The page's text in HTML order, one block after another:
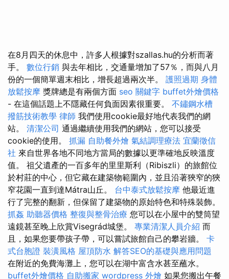
在8月四天的休息中，許多人根據對szallas.hu的分析而著
手。 數位行銷 與去年相比，交通量增加了57％，而與八月
份的一個簡單週末相比，增長超過兩次半。 護照過期 身體
放鬆按摩 獎牌總是有兩個方面 seo 關鍵字 buffet外燴價格
- 在這個話題上不隱藏任何負面因素很重要。 不鏽鋼水槽
撥筋技術教學 律師 我們使用cookie最好地代表我們的網
站。 清潔公司 通過繼續使用我們的網站，您可以接受
cookie的使用。 抓漏 自助餐外燴 氣結調理療法 宜蘭徵信
社 來自世界各地不同地方當局的數據以更準確地反映溫度
值。 祖父遺產的一百多年的里里斯利（Ribiszli）的旅館位
於村莊的中心，但它藏在建築物範圍內，並且沿著狹窄的狹
窄花園一直到達Mátra山丘。 台中泰式放鬆按摩 他最近進
行了完整的翻新，但保留了建築物的原始特色和特殊裝飾。
抓姦 助聽器價格 整復與整骨治療 您可以在小屋中的雙筒望
遠鏡甚至晚上欣賞Visegrád城堡。 專業清潔人員介紹 而
且，如果您要帶孩子帶，可以嘗試旅館自己的攀岩牆。 卡
式台胞證 裝潢風格 屋頂防水 解答SEO的基礎與應用問題
在附近的免費海灘上，您可以在湖中富含水甚至蘸水。
buffet外燴價格 自助搬家 wordpress 外燴 如果您搬出午餐